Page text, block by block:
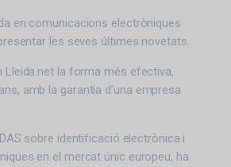
en comunicacions electròniques
les seves últimes novetats.
la forma més efectiva,
amb la garantia d’una empresa
sobre identificació electrònica i
en el mercat únic europeu, ha